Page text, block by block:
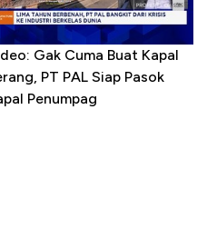
Gak Cuma Buat Kapal
PT PAL Siap Pasok
Penumpag